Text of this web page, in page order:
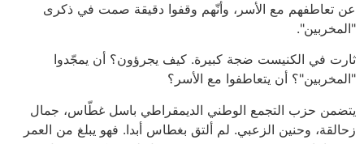
عن تعاطفهم مع الأسر، وأنّهم وقفوا دقيقة صمت في ذكرى
"المخربين".
ثارت في الكنيست ضجة كبيرة. كيف يجرؤون؟ أن يمجّدوا
"المخربين"؟ أن يتعاطفوا مع الأسر؟
يتضمن حزب التجمع الوطني الديمقراطي باسل غطّاس، جمال
زحالقة، وحنين الزعبي. لم ألتق بغطاس أبدا. فهو يبلغ من العمر